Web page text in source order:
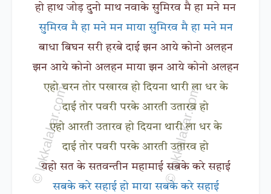
हो हाथ जोड़ दुनो माथ नवाके सुमिरव मै हा मने मन
सुमिरव मै हा मने मन माया सुमिरव मै हा मने मन
बाधा बिघन सरी हरबे दाई झन आये कोनो अलहन
झन आये कोनो अलहन माया झन आये कोनो अलहन
एहो चरन तोर पखारव हो दियना थारी ला धर के
दाई तोर पवरी परके आरती उतारव हो
एहो आरती उतारव हो दियना थारी ला धर के
दाई तोर पवरी परके आरती उतारव हो
यहो सत के सतवन्तीन महामाई सबके करे सहाई
सबके करे सहाई हो माया सबके करे सहाई